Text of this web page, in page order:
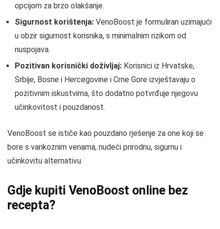
opcijom za brzo olakšanje.
Sigurnost korištenja: VenoBoost je formuliran uzimajući
u obzir sigurnost korisnika, s minimalnim rizikom od
nuspojava.
Pozitivan korisnički doživljaj: Korisnici iz Hrvatske,
Srbije, Bosne i Hercegovine i Crne Gore izvještavaju o
pozitivnim iskustvima, što dodatno potvrđuje njegovu
učinkovitost i pouzdanost.
VenoBoost se ističe kao pouzdano rješenje za one koji se
bore s varikoznim venama, nudeći prirodnu, sigurnu i
učinkovitu alternativu.
Gdje kupiti VenoBoost online bez
recepta?